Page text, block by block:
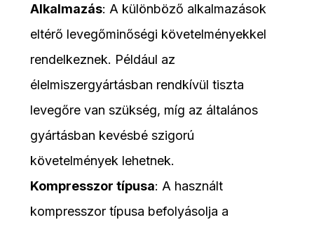
Alkalmazás: A különböző alkalmazások
eltérő levegőminőségi követelményekkel
rendelkeznek. Például az
élelmiszergyártásban rendkívül tiszta
levegőre van szükség, míg az általános
gyártásban kevésbé szigorú
követelmények lehetnek.
Kompresszor típusa: A használt
kompresszor típusa befolyásolja a